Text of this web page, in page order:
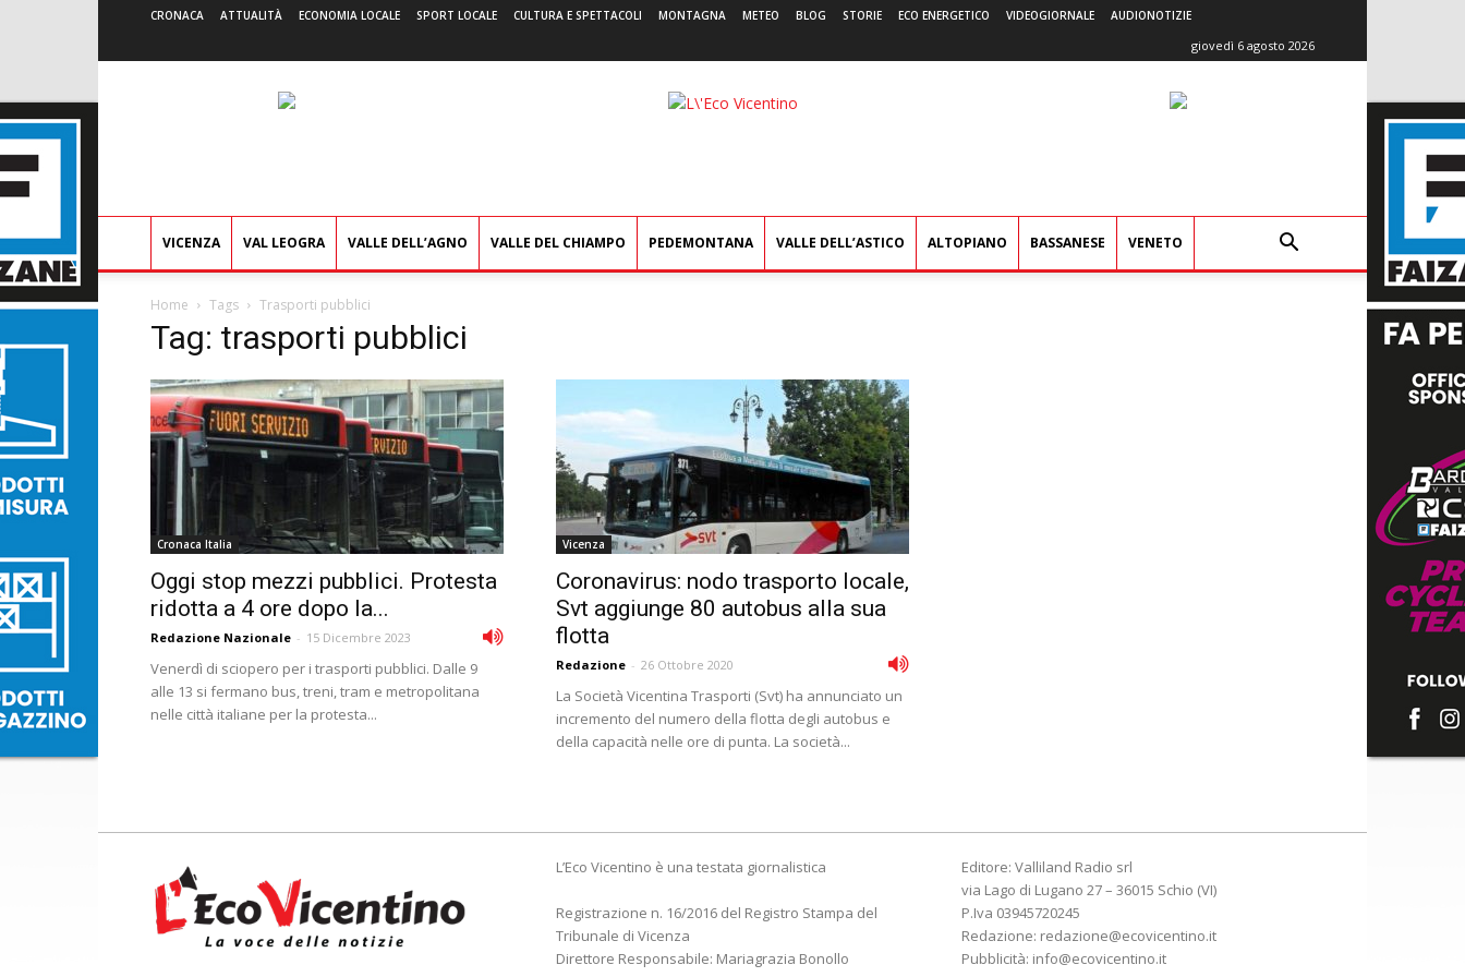
CRONACA ATTUALITÀ ECONOMIA LOCALE SPORT LOCALE CULTURA E SPETTACOLI MONTAGNA METEO BLOG STORIE ECO ENERGETICO VIDEOGIORNALE AUDIONOTIZIE
giovedì 6 agosto 2026
L'Eco
VICENZA VAL LEOGRA VALLE DELL’AGNO VALLE DEL CHIAMPO PEDEMONTANA VALLE DELL’ASTICO ALTOPIANO BASSANESE VENETO
Home Tags Trasporti pubblici
Tag: trasporti pubblici
Cronaca Italia
Oggi stop mezzi pubblici. Protesta
ridotta a 4 ore dopo la...
Redazione Nazionale - 15 Dicembre 2023
Venerdì di sciopero per i trasporti pubblici. Dalle 9
alle 13 si fermano bus, treni, tram e metropolitana
nelle città italiane per la protesta...
Vicenza
Coronavirus: nodo trasporto locale,
Svt aggiunge 80 autobus alla sua
flotta
Redazione - 26 Ottobre 2020
La Società Vicentina Trasporti (Svt) ha annunciato un
incremento del numero della flotta degli autobus e
della capacità nelle ore di punta. La società...
L’Eco Vicentino è una testata giornalistica
Registrazione n. 16/2016 del Registro Stampa del
Tribunale di Vicenza
Direttore Responsabile: Mariagrazia Bonollo
Editore: Valliland Radio srl
via Lago di Lugano 27 – 36015 Schio (VI)
P.Iva 03945720245
Redazione: redazione@ecovicentino.it
Pubblicità: info@ecovicentino.it